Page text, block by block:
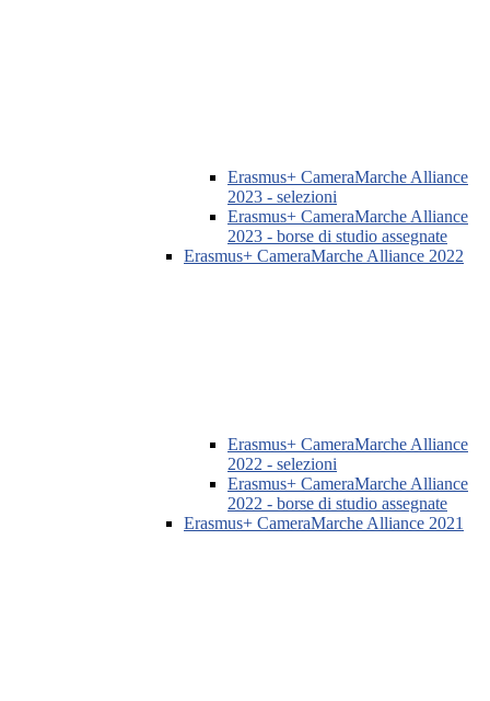
Erasmus+ CameraMarche Alliance
2023 - selezioni
Erasmus+ CameraMarche Alliance
2023 - borse di studio assegnate
Erasmus+ CameraMarche Alliance 2022
Erasmus+ CameraMarche Alliance
2022 - selezioni
Erasmus+ CameraMarche Alliance
2022 - borse di studio assegnate
Erasmus+ CameraMarche Alliance 2021